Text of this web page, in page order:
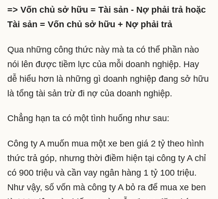
=> Vốn chủ sở hữu = Tài sản - Nợ phải trả hoặc
Tài sản = Vốn chủ sở hữu + Nợ phải trả
Qua những công thức này mà ta có thể phần nào
nói lên được tiềm lực của mỗi doanh nghiệp. Hay
dễ hiểu hơn là những gì doanh nghiệp đang sở hữu
là tổng tài sản trừ đi nợ của doanh nghiệp.
Chẳng hạn ta có một tình huống như sau:
Công ty A muốn mua một xe ben giá 2 tỷ theo hình
thức trả góp, nhưng thời điềm hiện tại công ty A chỉ
có 900 triệu và cần vay ngân hàng 1 tỷ 100 triệu.
Như vậy, số vốn mà công ty A bỏ ra để mua xe ben